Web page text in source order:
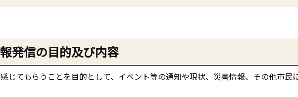
発信の目的及び内容
じてもらうことを目的として、イベント等の通知や現状、災害情報、その他市民